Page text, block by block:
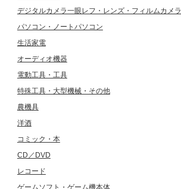
デジタルカメラ一眼レフ・レンズ・フィルムカメラ
パソコン・ノートパソコン
生活家電
オーディオ機器
電動工具・工具
特殊工具・大型機械・その他
農機具
洋酒
コミック・本
CD／DVD
レコード